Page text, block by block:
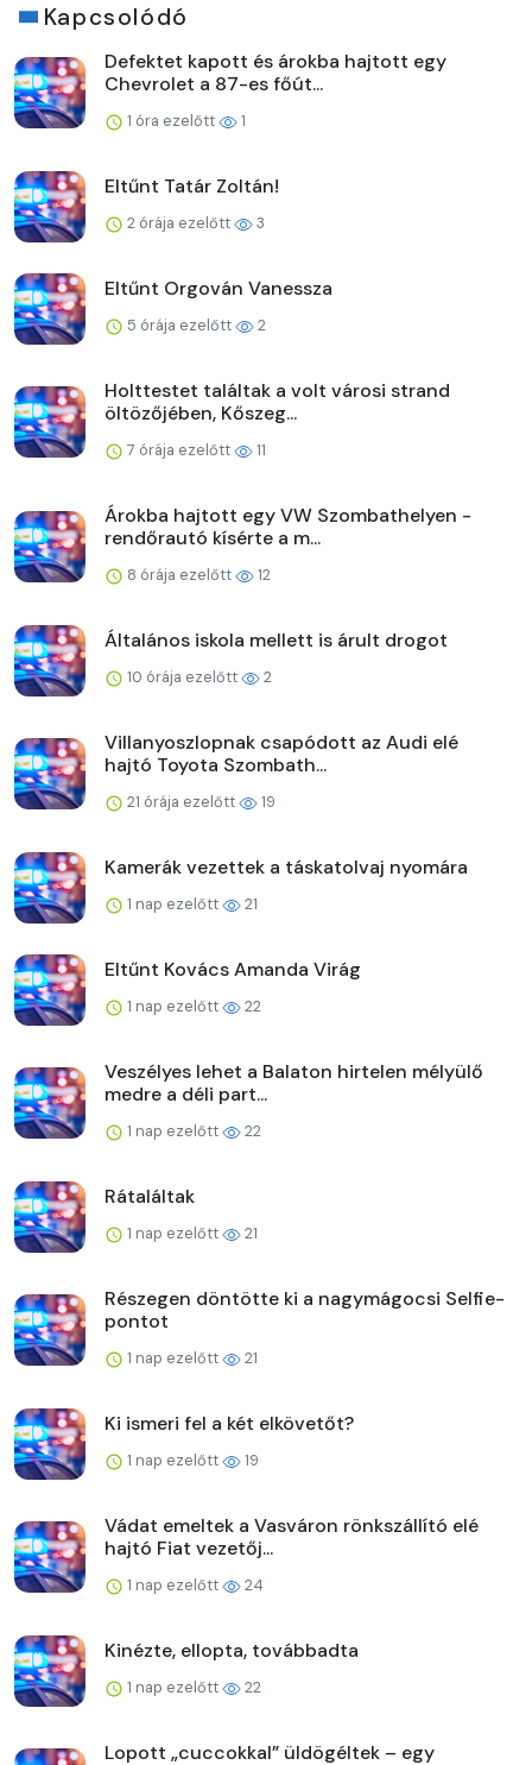
Kapcsolódó
Defektet kapott és árokba hajtott egy
Chevrolet a 87-es főút...
1 óra ezelőtt 1
Eltűnt Tatár Zoltán!
2 órája ezelőtt 3
Eltűnt Orgován Vanessza
5 órája ezelőtt 2
Holttestet találtak a volt városi strand
öltözőjében, Kőszeg...
7 órája ezelőtt 11
Árokba hajtott egy VW Szombathelyen -
rendőrautó kísérte a m...
8 órája ezelőtt 12
Általános iskola mellett is árult drogot
10 órája ezelőtt 2
Villanyoszlopnak csapódott az Audi elé
hajtó Toyota Szombath...
21 órája ezelőtt 19
Kamerák vezettek a táskatolvaj nyomára
1 nap ezelőtt 21
Eltűnt Kovács Amanda Virág
1 nap ezelőtt 22
Veszélyes lehet a Balaton hirtelen mélyülő
medre a déli part...
1 nap ezelőtt 22
Rátaláltak
1 nap ezelőtt 21
Részegen döntötte ki a nagymágocsi Selfie-
pontot
1 nap ezelőtt 21
Ki ismeri fel a két elkövetőt?
1 nap ezelőtt 19
Vádat emeltek a Vasváron rönkszállító elé
hajtó Fiat vezetőj...
1 nap ezelőtt 24
Kinézte, ellopta, továbbadta
1 nap ezelőtt 22
Lopott „cuccokkal” üldögéltek – egy